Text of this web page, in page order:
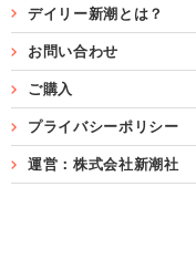
デイリー新潮とは？
お問い合わせ
ご購入
プライバシーポリシー
運営：株式会社新潮社